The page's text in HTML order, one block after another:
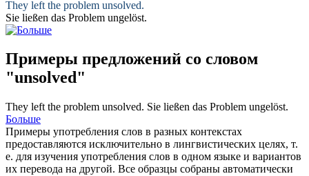
They left the problem unsolved.
Sie ließen das Problem ungelöst.
Примеры предложений со словом
"unsolved"
They left the problem unsolved. Sie ließen das Problem ungelöst.
Больше
Примеры употребления слов в разных контекстах
предоставляются исключительно в лингвистических целях, т.
е. для изучения употребления слов в одном языке и вариантов
их перевода на другой. Все образцы собраны автоматически